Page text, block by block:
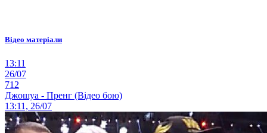
Відео матеріали
13:11
26/07
712
Джошуа - Пренг (Відео бою)
13:11, 26/07